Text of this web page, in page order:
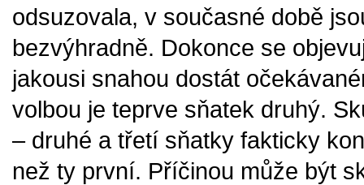
odsuzovala, v současné době
bezvýhradně. Dokonce se
jakousi snahou dostát
volbou je teprve sňatek druhý.
– druhé a třetí sňatky fakticky
než ty první. Příčinou může být